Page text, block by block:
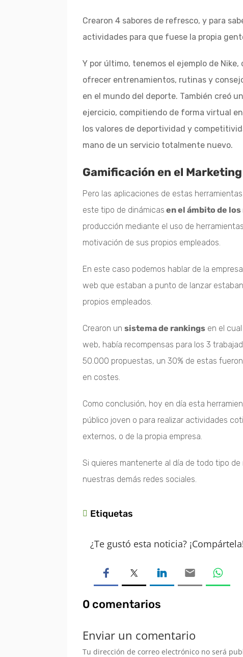
Crearon 4 sabores de refresco, y para
actividades para que fuese la propia
Y por último, tenemos el ejemplo de Nike,
ofrecer entrenamientos, rutinas y
en el mundo del deporte. También creó
ejercicio, compitiendo de forma virtual
los valores de deportividad y
mano de un servicio totalmente nuevo.
Gamificación en el
Pero las aplicaciones de estas
este tipo de dinámicas en el ámbito de
producción mediante el uso de
motivación de sus propios empleados.
En este caso podemos hablar de la
web que estaban a punto de lanzar
propios empleados.
Crearon un sistema de rankings en el
web, había recompensas para los 3
50.000 propuestas, un 30% de estas
en costes.
Como conclusión, hoy en día esta
público joven o para realizar actividades
externos, o de la propia empresa.
Si quieres mantenerte al día de todo tipo
nuestras demás redes sociales.
 Etiquetas
¿Te gustó esta noticia?
0 comentarios
Enviar un comentario
Tu dirección de correo electrónico no será